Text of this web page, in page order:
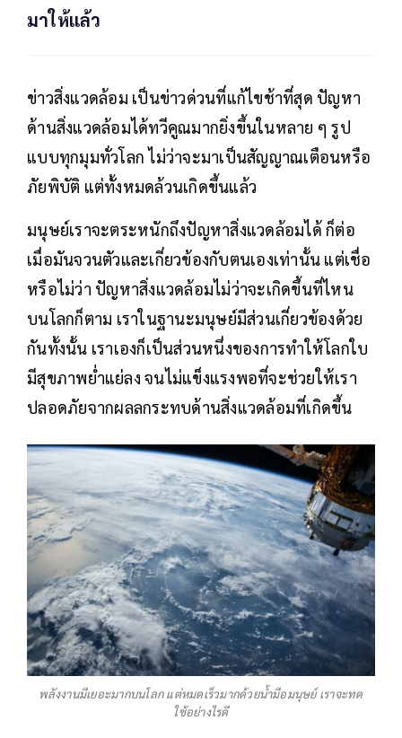
มาให้แล้ว
ข่าวสิ่งแวดล้อม เป็นข่าวด่วนที่แก้ไขช้าที่สุด ปัญหา
ด้านสิ่งแวดล้อมได้ทวีคูณมากยิ่งขึ้นในหลาย ๆ รูป
แบบทุกมุมทั่วโลก ไม่ว่าจะมาเป็นสัญญาณเตือนหรือ
ภัยพิบัติ แต่ทั้งหมดล้วนเกิดขึ้นแล้ว
มนุษย์เราจะตระหนักถึงปัญหาสิ่งแวดล้อมได้ ก็ต่อ
เมื่อมันจวนตัวและเกี่ยวข้องกับตนเองเท่านั้น แต่เชื่อ
หรือไม่ว่า ปัญหาสิ่งแวดล้อมไม่ว่าจะเกิดขึ้นที่ไหน
บนโลกก็ตาม เราในฐานะมนุษย์มีส่วนเกี่ยวข้องด้วย
กันทั้งนั้น เราเองก็เป็นส่วนหนึ่งของการทำให้โลกใบ
มีสุขภาพย่ำแย่ลง จนไม่แข็งแรงพอที่จะช่วยให้เรา
ปลอดภัยจากผลลกระทบด้านสิ่งแวดล้อมที่เกิดขึ้น
พลังงานมีเยอะมากบนโลก แต่หมดเร็วมากด้วยน้ำมือมนุษย์ เราจะทด
ใช้อย่างไรดี